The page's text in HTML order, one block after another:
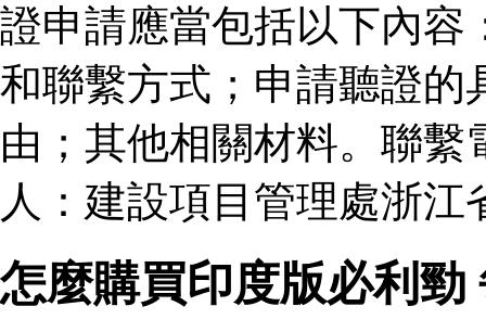
證申請應當包括以下內容
和聯繫方式；申請聽證的
由；其他相關材料。聯
人：建設項目管理處浙
怎麼購買印度版必利